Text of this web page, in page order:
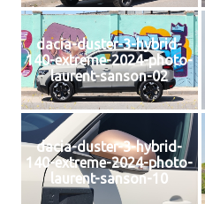
dacia-duster-3-hybrid-
140-extreme-2024-photo-
laurent-sanson-02
dacia-duster-3-hybrid-
140-extreme-2024-photo-
laurent-sanson-10